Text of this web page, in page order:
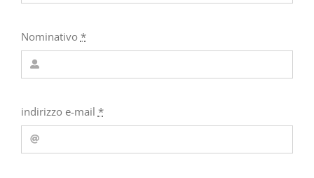
Nominativo *
indirizzo e-mail *